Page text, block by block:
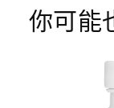
你可能